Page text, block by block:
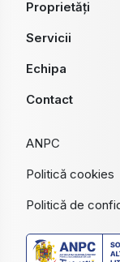
Proprietăți
Servicii
Echipa
Contact
ANPC
Politică cookies
Politică de